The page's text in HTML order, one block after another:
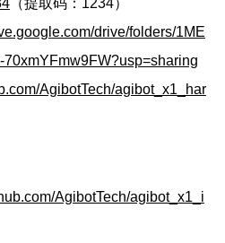
drive/folders/1ME
AgibotTech/agibot_x1_har
AgibotTech/agibot_x1_i